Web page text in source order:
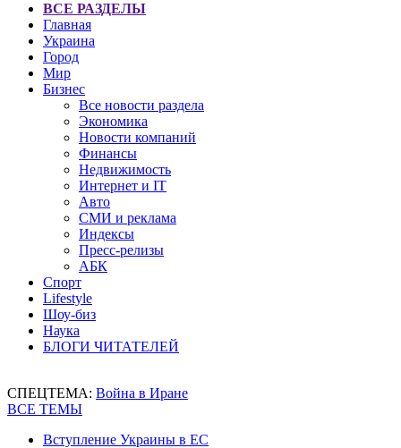
ВСЕ РАЗДЕЛЫ
Главная
Украина
Город
Мир
Бизнес
Все новости раздела
Экономика
Новости компаний
Финансы
Недвижимость
Интернет и IT
Авто
СМИ и реклама
Индексы
Пресс-релизы
АБК
Спорт
Lifestyle
Шоу-биз
Наука
БЛОГИ ЧИТАТЕЛЕЙ
СПЕЦТЕМА: Война в Иране
ВСЕ ТЕМЫ
Вступление Украины в ЕС